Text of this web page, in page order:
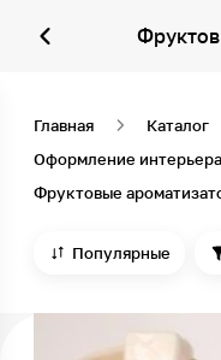
Главная Каталог
Оформление интерьера
Фруктовые
Популярные